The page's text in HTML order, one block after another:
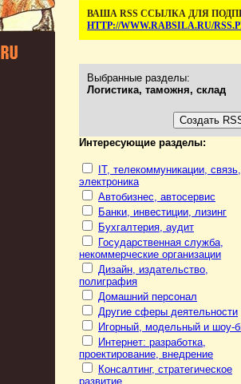
ВАША RSS ССЫЛКА ДЛЯ
HTTP://WWW.RABSILA.RU/
Выбранные разделы:
Логистика, таможня, склад
Интересующие разделы:
IT, телекоммуникации, связь,
электроника
Автобизнес, автосервис
Банки, инвестиции, лизинг
Бухгалтерия, аудит
Государственная служба,
некоммерческие организации
Дизайн, издательство,
полиграфия
Домашний персонал
Другие сферы деятельности
Игорный, модельный и шоу-
Интернет: разработка,
проектирование, внедрение
Консалтинг, стратегическое
развитие